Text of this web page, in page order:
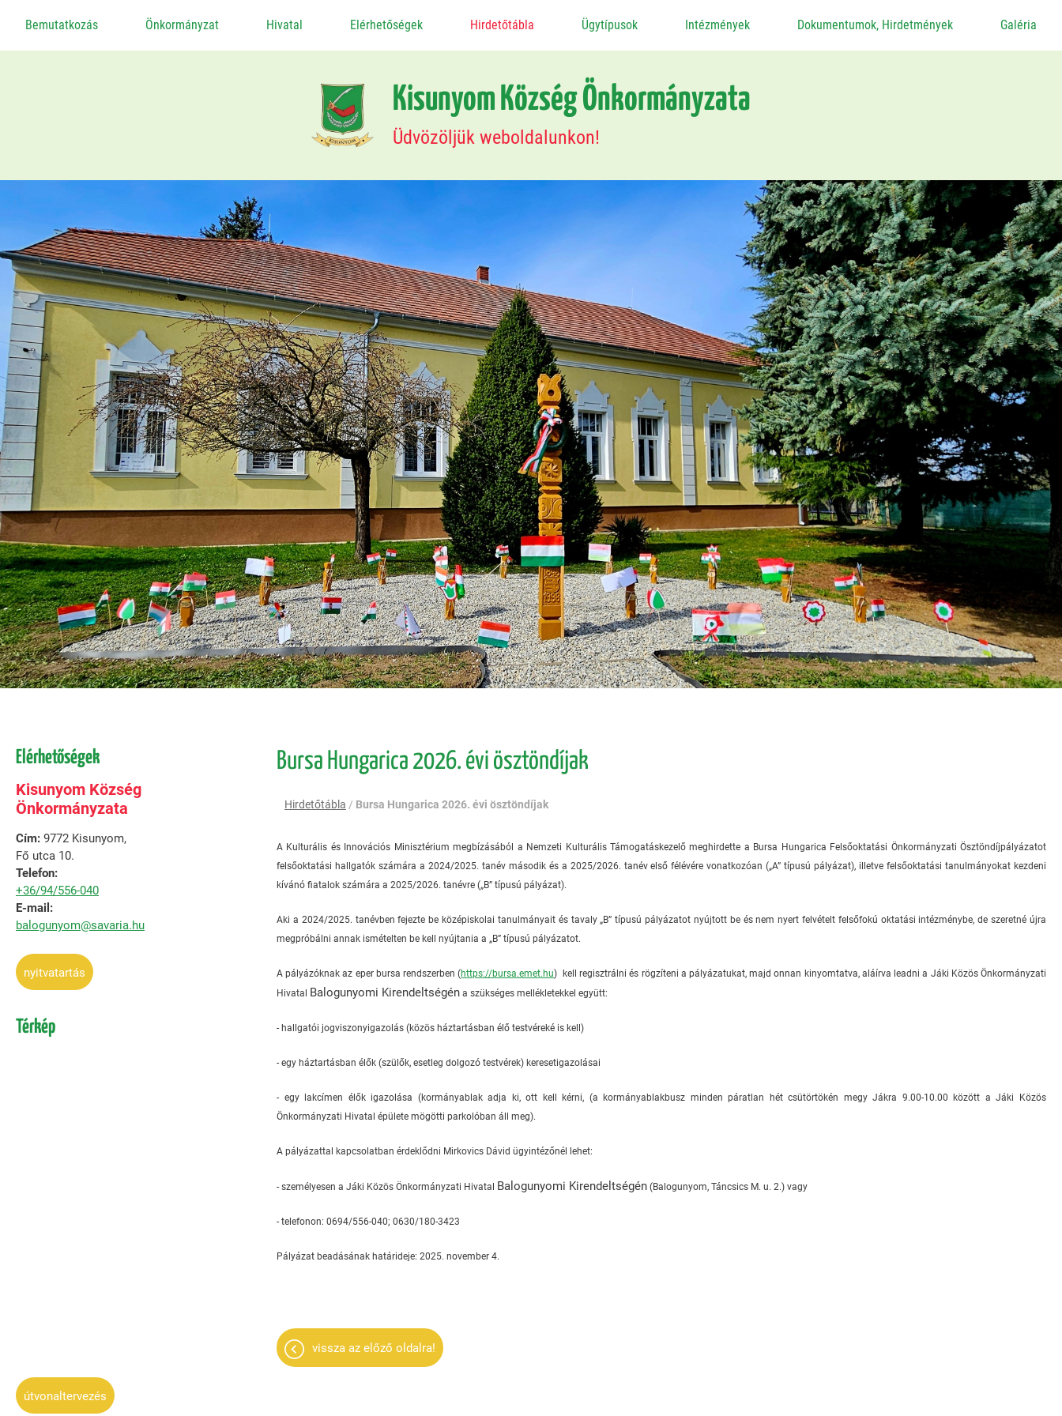
Bemutatkozás Önkormányzat
Ügyrendi Bizottság
Önkormányzati Szerződések
Helyi Adó
Gazdaság
Közérdekű Adatok
Választások
Hivatal Elérhetőségek Hirdetőtábla Ügytípusok Intézmények Dokumentumok, Hirdetmények Galéria
Kisunyom Község Önkormányzata
Üdvözöljük weboldalunkon!
Elérhetőségek
Kisunyom Község
Önkormányzata
Cím: 9772 Kisunyom,
Fő utca 10.
Telefon:
+36/94/556-040
E-mail:
balogunyom@savaria.hu
nyitvatartás
Térkép
útvonaltervezés
Bursa Hungarica 2026. évi ösztöndíjak
Hirdetőtábla / Bursa Hungarica 2026. évi ösztöndíjak
A Kulturális és Innovációs Minisztérium megbízásából a Nemzeti Kulturális Támogatáskezelő meghirdette a Bursa Hungarica Felsőoktatási Önkormányzati Ösztöndíjpályázatot
felsőoktatási hallgatók számára a 2024/2025. tanév második és a 2025/2026. tanév első félévére vonatkozóan („A” típusú pályázat), illetve felsőoktatási tanulmányokat kezdeni
kívánó fiatalok számára a 2025/2026. tanévre („B” típusú pályázat).
Aki a 2024/2025. tanévben fejezte be középiskolai tanulmányait és tavaly „B” típusú pályázatot nyújtott be és nem nyert felvételt felsőfokú oktatási intézménybe, de szeretné újra
megpróbálni annak ismételten be kell nyújtania a „B” típusú pályázatot.
A pályázóknak az eper bursa rendszerben (https://bursa.emet.hu) kell regisztrálni és rögzíteni a pályázatukat, majd onnan kinyomtatva, aláírva leadni a Jáki Közös Önkormányzati
Hivatal Balogunyomi Kirendeltségén a szükséges mellékletekkel együtt:
- hallgatói jogviszonyigazolás (közös háztartásban élő testvéreké is kell)
- egy háztartásban élők (szülők, esetleg dolgozó testvérek) keresetigazolásai
- egy lakcímen élők igazolása (kormányablak adja ki, ott kell kérni, (a kormányablakbusz minden páratlan hét csütörtökén megy Jákra 9.00-10.00 között a Jáki Közös
Önkormányzati Hivatal épülete mögötti parkolóban áll meg).
A pályázattal kapcsolatban érdeklődni Mirkovics Dávid ügyintézőnél lehet:
- személyesen a Jáki Közös Önkormányzati Hivatal Balogunyomi Kirendeltségén (Balogunyom, Táncsics M. u. 2.) vagy
- telefonon: 0694/556-040; 0630/180-3423
Pályázat beadásának határideje: 2025. november 4.
vissza az előző oldalra!